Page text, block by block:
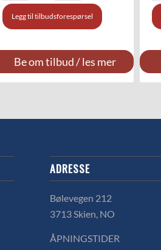
Legg til tilbudsforespørsel
Be om tilbud / les mer
ADRESSE
Bølevegen 212
3713 Skien, NO
ÅPNINGSTIDER